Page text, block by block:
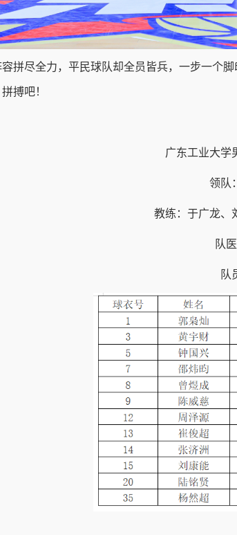
拼尽全力，平民球队却全员皆兵，一步一个
搏吧！
广东工业大学
领队
教练：于广龙、
队
队